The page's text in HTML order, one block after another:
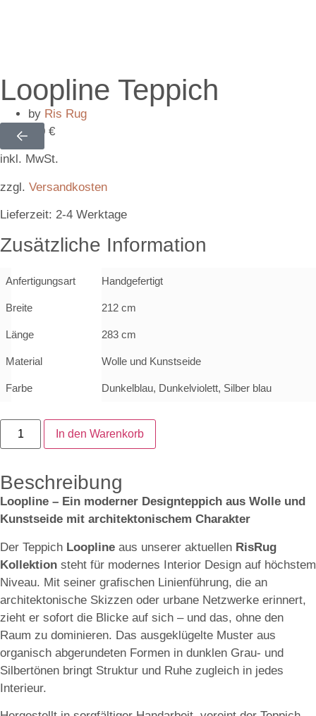
Loopline Teppich
by Ris Rug
1.770,00 €
inkl. MwSt.
zzgl. Versandkosten
Lieferzeit: 2-4 Werktage
Zusätzliche Information
Anfertigungsart Handgefertigt
Breite 212 cm
Länge 283 cm
Material Wolle und Kunstseide
Farbe Dunkelblau, Dunkelviolett, Silber blau
In den Warenkorb
Beschreibung
Loopline – Ein moderner Designteppich aus Wolle und
Kunstseide mit architektonischem Charakter
Der Teppich Loopline aus unserer aktuellen RisRug
Kollektion steht für modernes Interior Design auf höchstem
Niveau. Mit seiner grafischen Linienführung, die an
architektonische Skizzen oder urbane Netzwerke erinnert,
zieht er sofort die Blicke auf sich – und das, ohne den
Raum zu dominieren. Das ausgeklügelte Muster aus
organisch abgerundeten Formen in dunklen Grau- und
Silbertönen bringt Struktur und Ruhe zugleich in jedes
Interieur.